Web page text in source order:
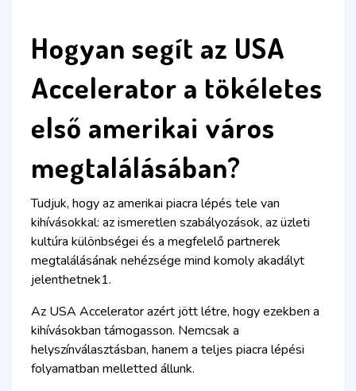
Hogyan segít az USA
Accelerator a tökéletes
első amerikai város
megtalálásában?
Tudjuk, hogy az amerikai piacra lépés tele van
kihívásokkal: az ismeretlen szabályozások, az üzleti
kultúra különbségei és a megfelelő partnerek
megtalálásának nehézsége mind komoly akadályt
jelenthetnek1.
Az USA Accelerator azért jött létre, hogy ezekben a
kihívásokban támogasson. Nemcsak a
helyszínválasztásban, hanem a teljes piacra lépési
folyamatban melletted állunk.